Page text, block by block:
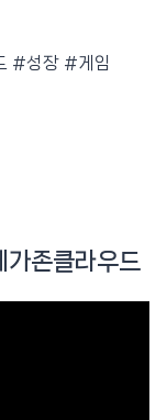
#성장 #게임
가존클라우드